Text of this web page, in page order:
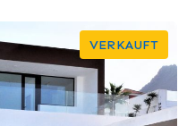
VERKAUFT